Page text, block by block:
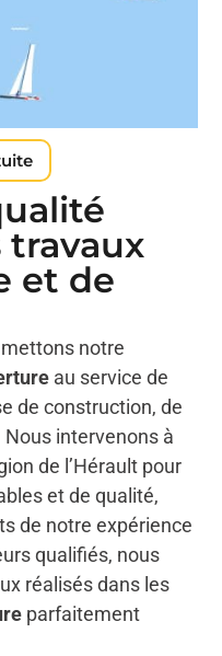
travaux
et de
notre
au service de
de construction, de
intervenons à
de l’Hérault pour
et de qualité,
de notre expérience
qualifiés, nous
réalisés dans les
parfaitement